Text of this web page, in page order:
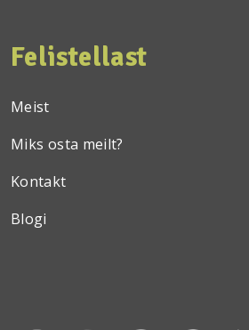
Felistellast
Meist
Miks osta meilt?
Kontakt
Blogi